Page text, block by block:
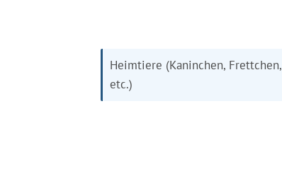
Heimtiere (Kaninchen, Frettchen,
etc.)